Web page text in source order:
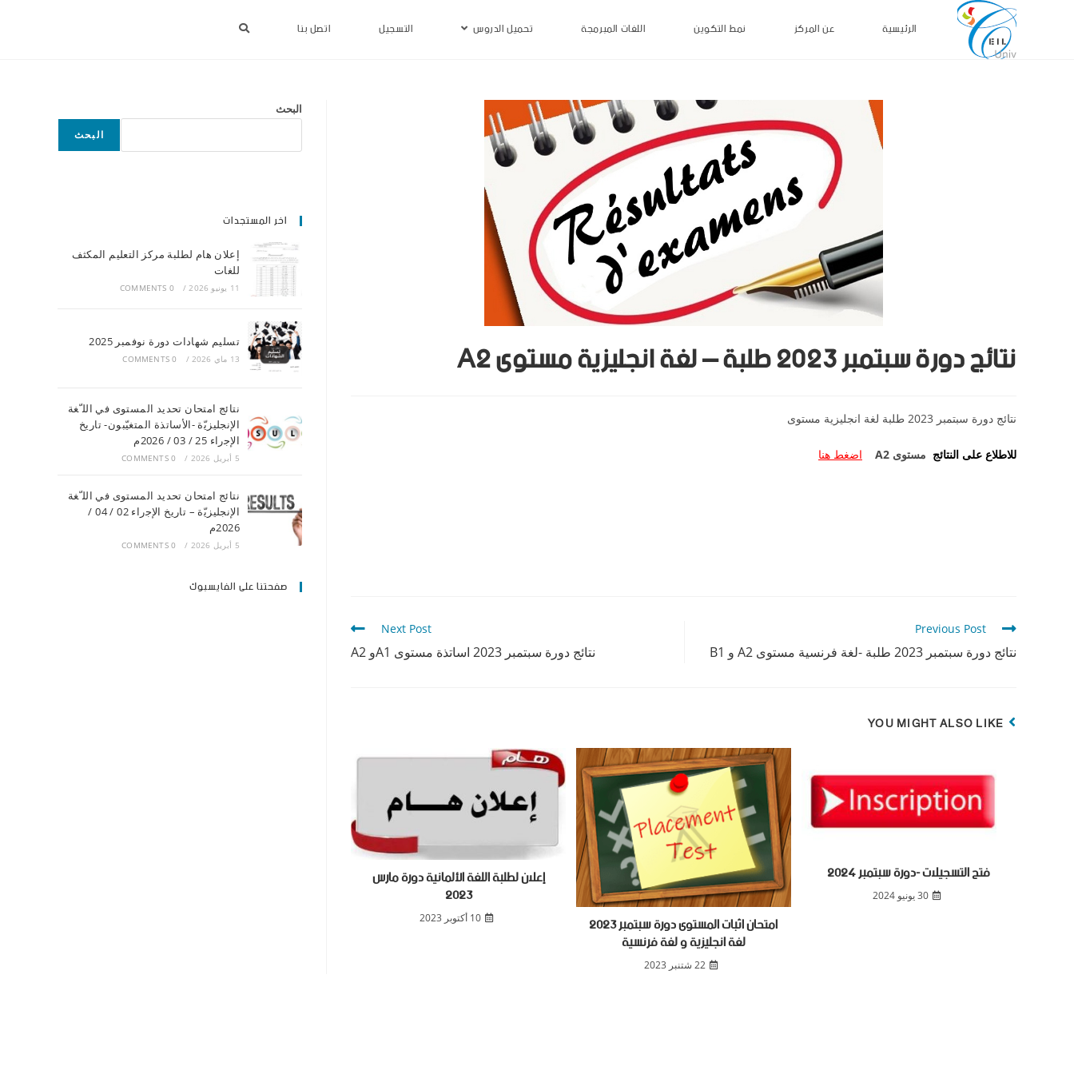
الرئيسية عن المركز نمط التكوين اللغات المبرمجة تحميل الدروس التسجيل اتصل بنا
نتائج دورة سبتمبر 2023 طلبة – لغة انجليزية مستوى A2
نتائج دورة سبتمبر 2023 طلبة لغة انجليزية مستوى
للاطلاع على النتائج مستوى A2 اضغط هنا
Previous Post
نتائج دورة سبتمبر 2023 طلبة -لغة فرنسية مستوى A2 و B1
Next Post
نتائج دورة سبتمبر 2023 اساتذة مستوى A1و A2
YOU MIGHT ALSO LIKE
إعلان لطلبة اللغة الألمانية دورة مارس
2023
10 أكتوبر 2023 امتحان اثبات المستوى دورة سبتمبر 2023
لغة انجليزية و لغة فرنسية
22 شتنبر 2023
فتح التسجيلات -دورة سبتمبر 2024
30 يونيو 2024
البحث
البحث
اخر المستجدات
إعلان هام لطلبة مركز التعليم المكثف
للغات
11 يونيو 2026 /
0 COMMENTS
تسليم شهادات دورة نوفمبر 2025
13 ماي 2026 /
0 COMMENTS
ﻧﺘﺎﺋﺞ اﻣﺘﺤﺎن ﺗﺤﺪﯾﺪ اﻟﻤﺴﺘﻮى ﻓﻲ اﻟﻠ ّﻐﺔ
اﻹﻧﺠﻠﯿﺰﯾّة -اﻷﺳﺎﺗﺬة اﻟﻤﺘﻐﯿّﺒﻮن- ﺗﺎرﯾﺦ
اﻹﺟراء 25 / 03 / 2026م
5 أبريل 2026 /
0 COMMENTS
ﻧﺘﺎﺋﺞ اﻣﺘﺤﺎن ﺗﺤﺪﯾﺪ اﻟﻤﺴﺘﻮى ﻓﻲ اﻟﻠ ّﻐﺔ
اﻹﻧﺠﻠﯿﺰﯾّة – ﺗﺎرﯾﺦ اﻹﺟراء 02 / 04 /
2026م
5 أبريل 2026 /
0 COMMENTS
صفحتنا على الفايسبوك